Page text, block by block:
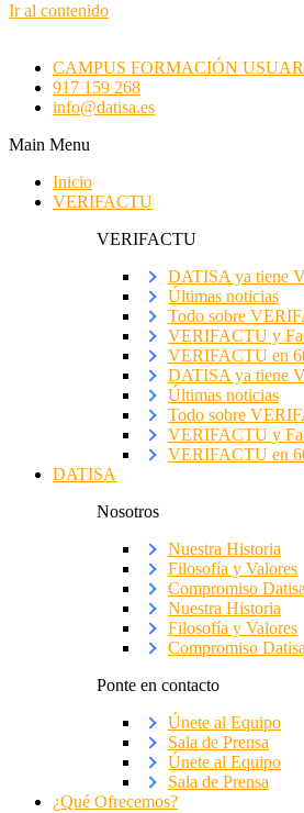
Ir al contenido
CAMPUS FORMACIÓN
917 159 268
info@datisa.es
Main Menu
Inicio
VERIFACTU
VERIFACTU
DATISA ya tiene
Últimas noticias
Todo sobre
VERIFACTU y
VERIFACTU en
DATISA ya tiene
Últimas noticias
Todo sobre
VERIFACTU y
VERIFACTU en
DATISA
Nosotros
Nuestra Historia
Filosofía y Valores
Compromiso Datisa
Nuestra Historia
Filosofía y Valores
Compromiso Datisa
Ponte en contacto
Únete al Equipo
Sala de Prensa
Únete al Equipo
Sala de Prensa
¿Qué Ofrecemos?